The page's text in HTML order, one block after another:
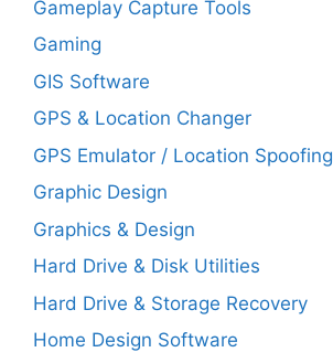
Gameplay Capture Tools
Gaming
GIS Software
GPS & Location Changer
GPS Emulator / Location Spoofing
Graphic Design
Graphics & Design
Hard Drive & Disk Utilities
Hard Drive & Storage Recovery
Home Design Software